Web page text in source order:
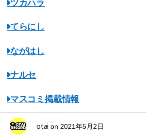
ツカハラ
てらにし
ながはし
ナルセ
マスコミ掲載情報
みちのくオタレコ
otai on 2021年5月2日